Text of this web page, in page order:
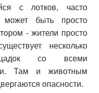
с лотков, часто
может быть просто
- жители просто
несколько
со всеми
Там и животным
опасности.